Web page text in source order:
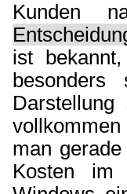
Kunden
ist
man
Kosten